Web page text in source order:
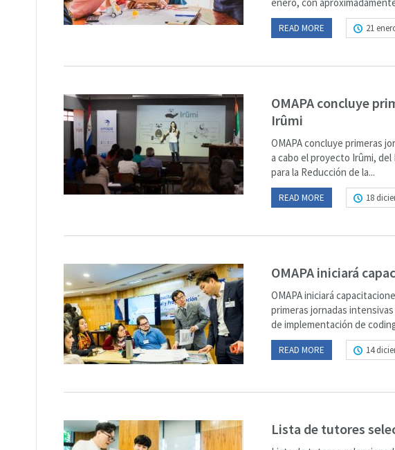
READ MORE 21
OMAPA concluye
Irûmi
OMAPA concluye primeras
a cabo el proyecto Irûmi,
para la Reducción de la...
READ MORE 18
OMAPA iniciará
OMAPA iniciará
primeras jornadas
de implementación de
READ MORE 14
Lista de tutores